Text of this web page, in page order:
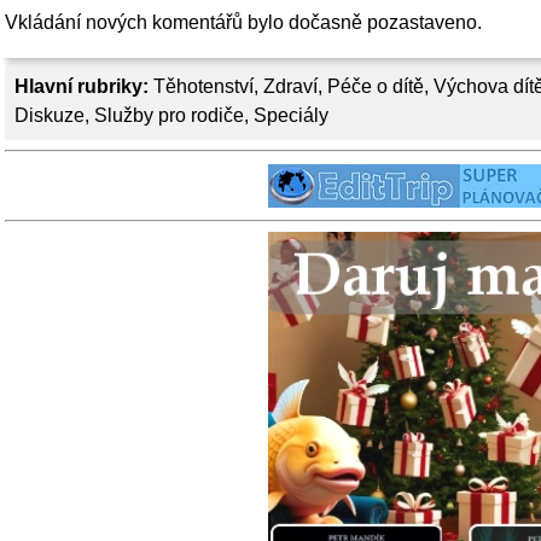
Hlavní rubriky: Těhotenství, Zdraví, Péče o dítě, Výchova
Diskuze, Služby pro rodiče, Speciály
Vkládání nových komentářů bylo dočasně pozastaveno.